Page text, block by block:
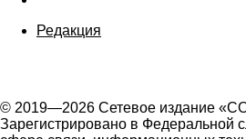
Редакция
© 2019—2026 Сетевое издание
Зарегистрировано в Федеральной